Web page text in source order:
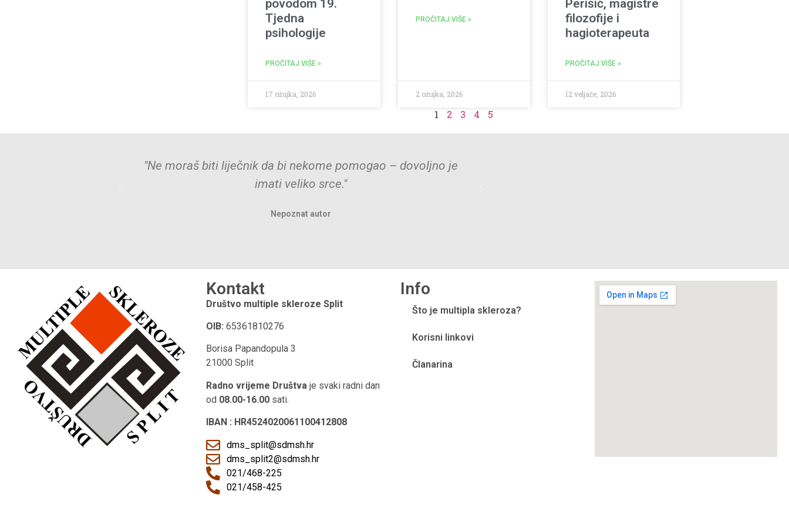
povodom 19.
Tjedna
psihologije
PROČITAJ VIŠE »
17 ožujka, 2026
PROČITAJ VIŠE »
2 ožujka, 2026
Perišić, magistre
filozofije i
hagioterapeuta
PROČITAJ VIŠE »
12 veljače, 2026
1 2 3 4 5
"Ne moraš biti liječnik da bi nekome pomogao – dovoljno je
imati veliko srce."
Nepoznat autor
Kontakt
Društvo multiple skleroze Split
OIB: 65361810276
Borisa Papandopula 3
21000 Split
Radno vrijeme Društva je svaki radni dan
od 08.00-16.00 sati.
IBAN : HR4524020061100412808
dms_split@sdmsh.hr
dms_split2@sdmsh.hr
021/468-225
021/458-425
Info
Što je multipla skleroza?
Korisni linkovi
Članarina